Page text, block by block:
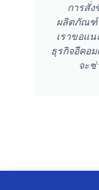
การสั่ง
ผลิตภัณฑ์
เราขอแ
ธุรกิจอีคอ
จะช่